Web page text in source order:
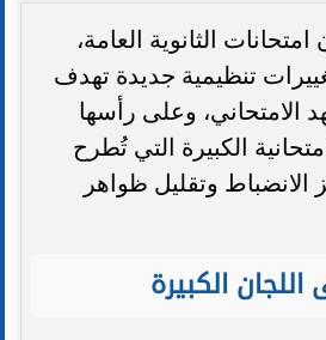
الثانوية العامة،
تنظيمية جديدة تهدف
الامتحاني، وعلى رأسها
الكبيرة التي تُطرح
وتقليل ظواهر
الكبيرة